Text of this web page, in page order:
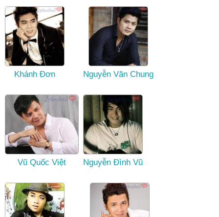
Khánh Đơn Nguyễn Văn Chung
Vũ Quốc Việt Nguyễn Đình Vũ